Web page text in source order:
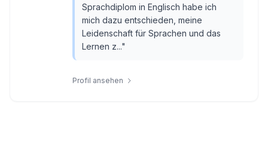
Sprachdiplom in Englisch habe ich
mich dazu entschieden, meine
Leidenschaft für Sprachen und das
Lernen z..."
Profil ansehen